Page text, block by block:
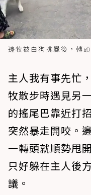
邊牧被白狗挑釁後，轉
主人我有事先忙
牧散步時遇見另
的搖尾巴靠近打
突然暴走開咬。
一轉頭就順勢甩
只好躲在主人後
議。